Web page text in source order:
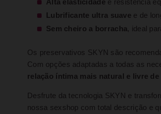
Alta elasticidade e resistência
Lubrificante ultra suave e de
Sem cheiro a borracha, ideal
Os preservativos SKYN são
Com opções adaptadas a todas as
relação íntima mais natural e livre
Desfrute da tecnologia SKYN e
nossa sexshop com total descrição e